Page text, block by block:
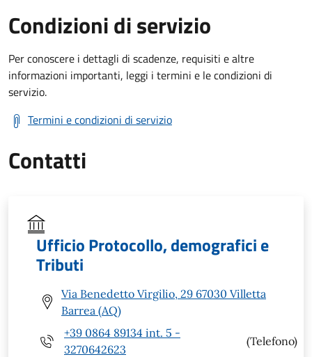
Condizioni di servizio
Per conoscere i dettagli di scadenze, requisiti e altre
informazioni importanti, leggi i termini e le condizioni di
servizio.
Termini e condizioni di servizio
Contatti
Ufficio Protocollo, demografici e
Tributi
Via Benedetto Virgilio, 29 67030 Villetta
Barrea (AQ)
+39 0864 89134 int. 5 -
3270642623
(Telefono)